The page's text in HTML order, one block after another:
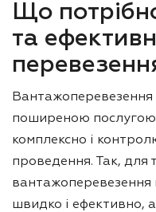
Що
та
поширеною послугою
комплексно і
проведення. Так, для
швидко і ефективно,